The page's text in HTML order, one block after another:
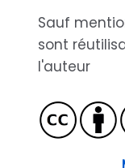
Sauf
sont
l'auteur